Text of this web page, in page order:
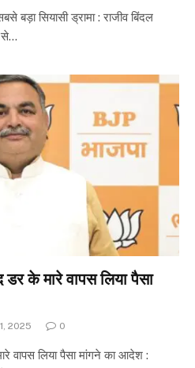
बड़ा सियासी ड्रामा : राजीव बिंदल
से…
के मारे वापस लिया पैसा
2025 0
वापस लिया पैसा मांगने का आदेश :